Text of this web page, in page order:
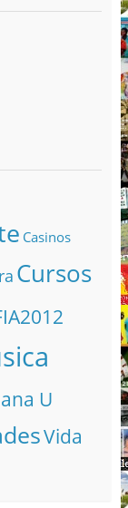
Casinos
Cursos
U
Vida